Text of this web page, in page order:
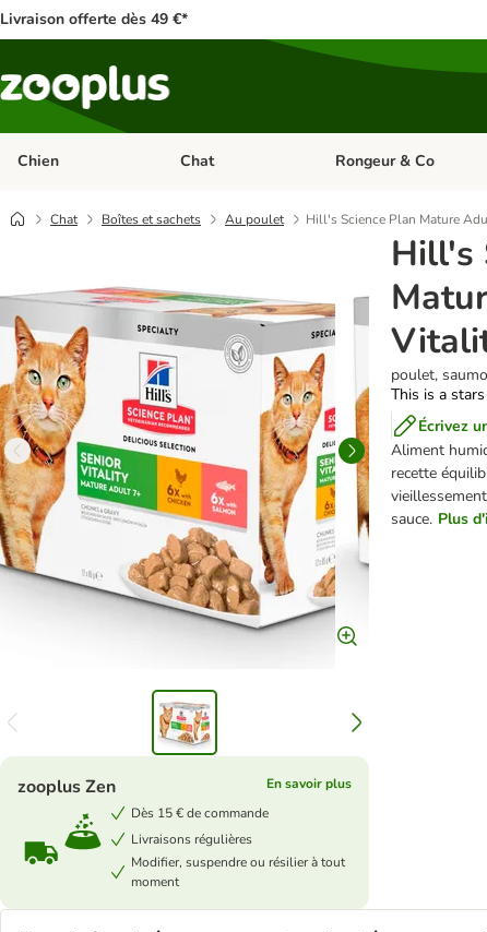
Livraison offerte dès 49 €*
Chien Dérouler les catégories: Chien
Chat Dérouler les catégories:
Rongeur & Co
Chat Boîtes et sachets Au poulet Hill's Science Plan Mature
Hill's
poulet,
This is a
Écrivez
Aliment
recette
sauce. Plus
zooplus Zen
En savoir plus
Dès 15 € de commande
Livraisons régulières
Modifier, suspendre ou résilier à tout
moment